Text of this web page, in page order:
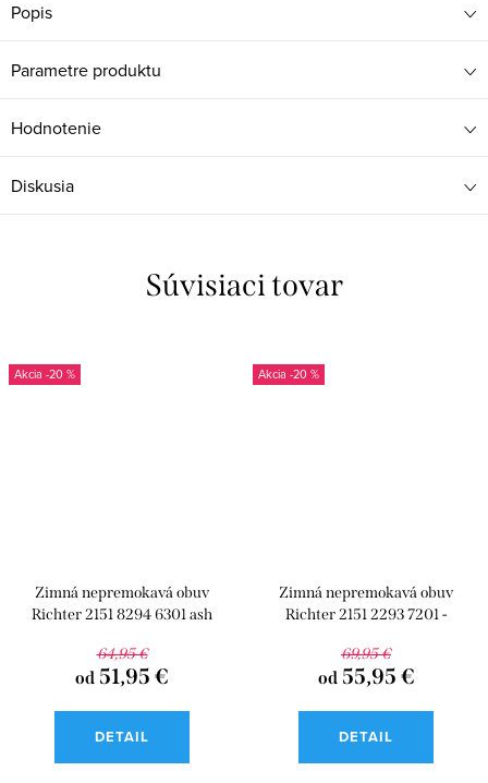
Popis
Parametre produktu
Hodnotenie
Diskusia
Súvisiaci tovar
-20 %
Zimná nepremokavá obuv
Richter 2151 8294 6301 ash
64,95 €
od 51,95 €
DETAIL
-20 %
Zimná nepremokavá obuv
Richter 2151 2293 7201 -
69,95 €
od55,95 €
DETAIL